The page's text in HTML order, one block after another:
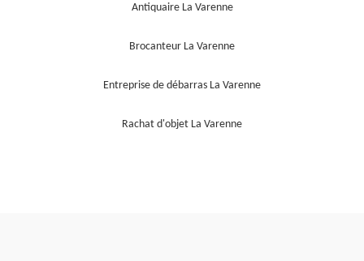
Antiquaire La Varenne
Brocanteur La Varenne
Entreprise de débarras La Varenne
Rachat d'objet La Varenne